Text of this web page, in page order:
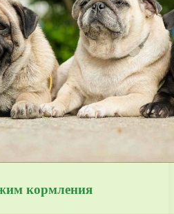
кормления